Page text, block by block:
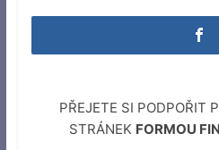
PŘEJETE SI PODPOŘIT
STRÁNEK FORMOU